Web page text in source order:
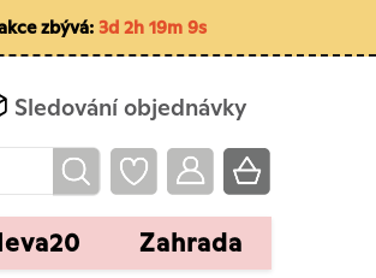
zbývá: 3d 2h 19m 8s
Sledování objednávky
Zahrada